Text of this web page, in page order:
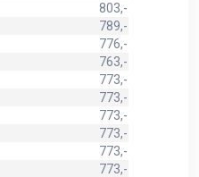
803,-
789,-
776,-
763,-
773,-
773,-
773,-
773,-
773,-
773,-